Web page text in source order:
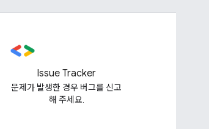
Issue Tracker
문제가 발생한 경우 버그를 신고
해 주세요.